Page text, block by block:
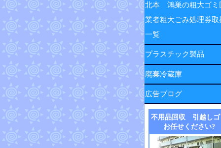
北本 鴻巣の粗大ゴミ
業者粗大ごみ処理券取
一覧
プラスチック製品
廃棄冷蔵庫
広告ブログ
不用品回収 引越しゴ
お任せください?